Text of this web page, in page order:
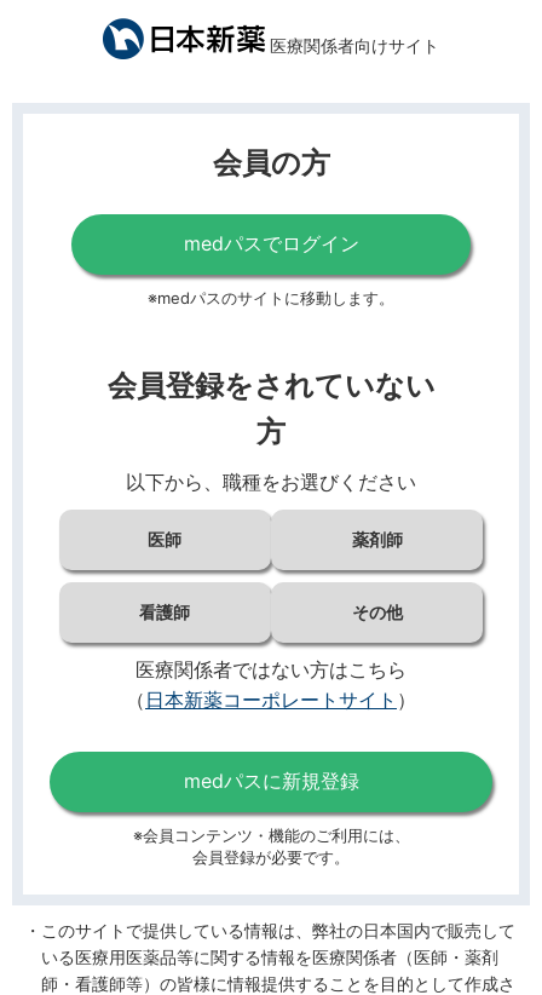
医療関係者向けサイト
会員の方
medパスでログイン
※medパスのサイトに移動します。
会員登録をされていない
方
以下から、職種をお選びください
医師 薬剤師
看護師 その他
医療関係者ではない方はこちら
（ 日本新薬コーポレートサイト ）
medパスに新規登録
※会員コンテンツ・機能のご利用には、
会員登録が必要です。
このサイトで提供している情報は、弊社の日本国内で販売して
いる医療用医薬品等に関する情報を医療関係者（医師・薬剤
師・看護師等）の皆様に情報提供することを目的として作成さ